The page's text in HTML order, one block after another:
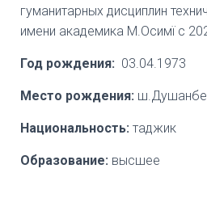
гуманитарных дисциплин
имени академика М.Осимї с
Год рождения: 03.04.1973
Место рождения: ш.Душанбе
Национальность:
Образование: высшее